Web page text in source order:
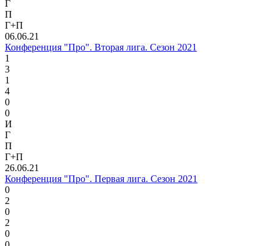
Г
П
Г+П
06.06.21
Конференция "Про". Вторая лига. Сезон 2021
1
3
1
4
0
0
И
Г
П
Г+П
26.06.21
Конференция "Про". Первая лига. Сезон 2021
0
2
0
2
0